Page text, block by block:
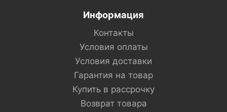
Информация
Контакты
Условия оплаты
Условия доставки
Гарантия на товар
Купить в рассрочку
Возврат товара